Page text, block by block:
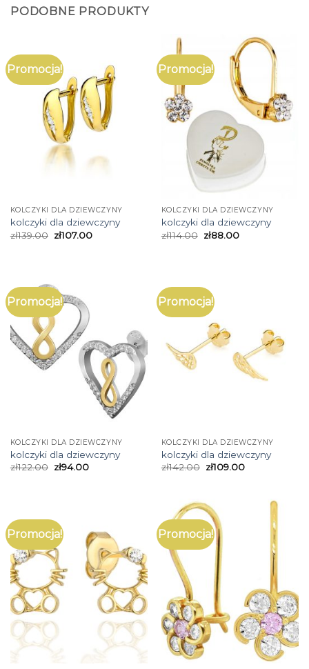
PODOBNE PRODUKTY
Promocja!
KOLCZYKI DLA DZIEWCZYNY
kolczyki dla dziewczyny
zł139.00 zł107.00
Promocja!
KOLCZYKI DLA DZIEWCZYNY
kolczyki dla dziewczyny
zł114.00 zł88.00
Promocja!
KOLCZYKI DLA DZIEWCZYNY
kolczyki dla dziewczyny
zł122.00 zł94.00
Promocja!
KOLCZYKI DLA DZIEWCZYNY
kolczyki dla dziewczyny
zł142.00 zł109.00
Promocja! Promocja!